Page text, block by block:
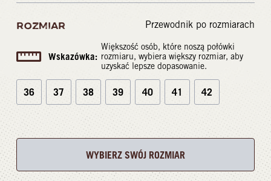
ROZMIAR Przewodnik po rozmiarach
Wskazówka:
Większość osób, które noszą połówki
rozmiaru, wybiera większy rozmiar, aby
uzyskać lepsze dopasowanie.
36 37 38 39 40 41 42
WYBIERZ SWÓJ ROZMIAR